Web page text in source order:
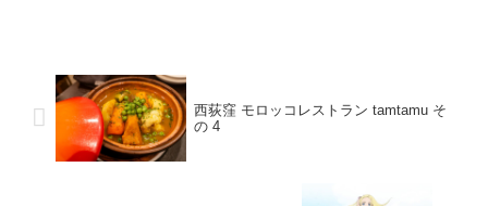
西荻窪 モロッコレストラン tamtamu そ
の 4